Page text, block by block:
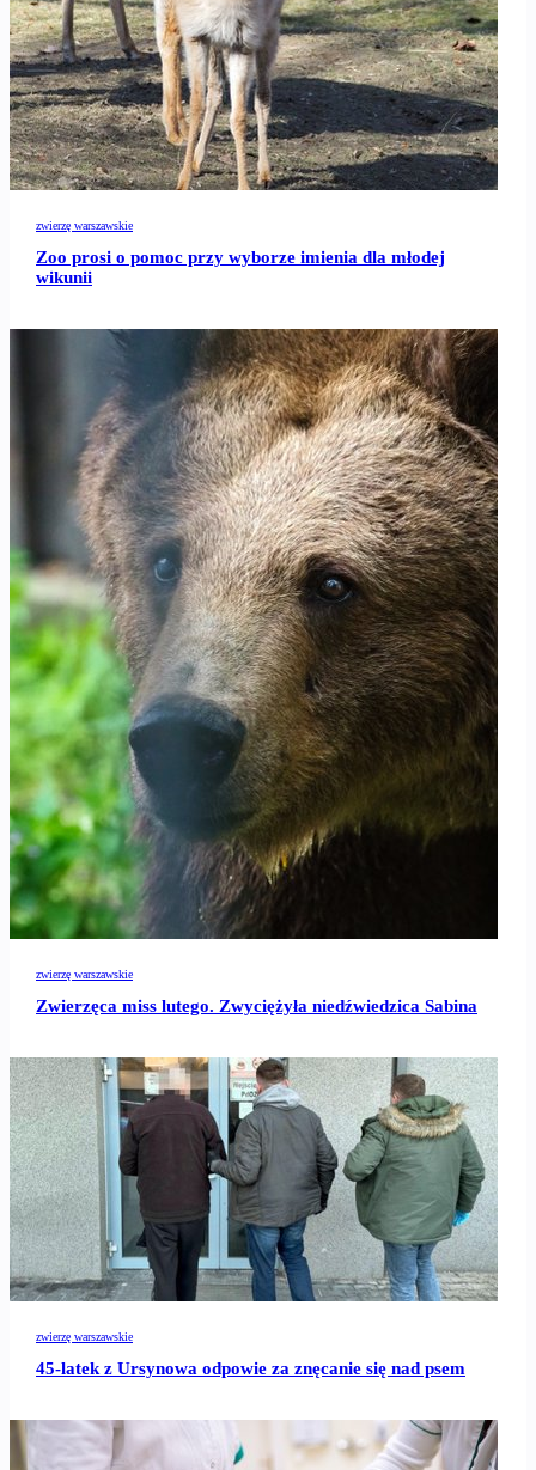
zwierzę warszawskie
Zoo prosi o pomoc przy wyborze imienia dla młodej
wikunii
zwierzę warszawskie
Zwierzęca miss lutego. Zwyciężyła niedźwiedzica Sabina
zwierzę warszawskie
45-latek z Ursynowa odpowie za znęcanie się nad psem